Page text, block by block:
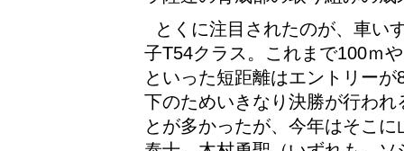
とくに注目されたのが、車い
子T54クラス。これまで100ｍ
といった短距離はエントリーが
下のためいきなり決勝が行われ
とが多かったが、今年はそこに